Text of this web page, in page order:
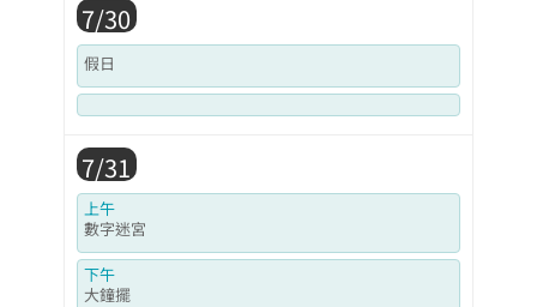
7/30
假日
7/31
上午
數字迷宮
下午
大鐘擺